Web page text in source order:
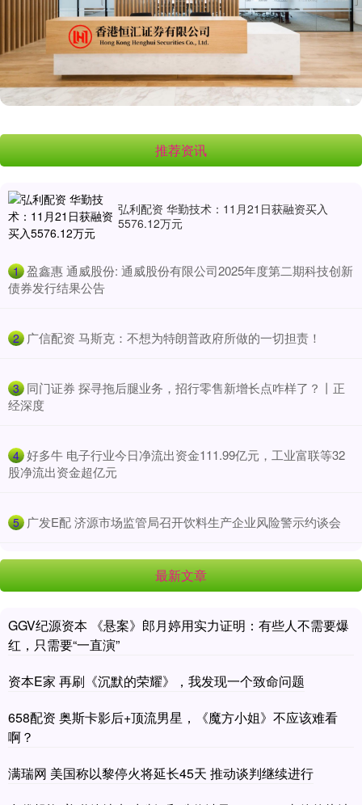
推荐资讯
弘利配资 华勤技术：11月21日获融资买入
5576.12万元
1 ​盈鑫惠 通威股份: 通威股份有限公司2025年度第二期科技创新
债券发行结果公告
2 ​广信配资 马斯克：不想为特朗普政府所做的一切担责！
3 ​同门证券 探寻拖后腿业务，招行零售新增长点咋样了？丨正
经深度
4 ​好多牛 电子行业今日净流出资金111.99亿元，工业富联等32
股净流出资金超亿元
5 ​广发E配 济源市场监管局召开饮料生产企业风险警示约谈会
最新文章
GGV纪源资本 《悬案》郎月婷用实力证明：有些人不需要爆
红，只需要“一直演”
资本E家 再刷《沉默的荣耀》，我发现一个致命问题
658配资 奥斯卡影后+顶流男星，《魔方小姐》不应该难看
啊？
满瑞网 美国称以黎停火将延长45天 推动谈判继续进行